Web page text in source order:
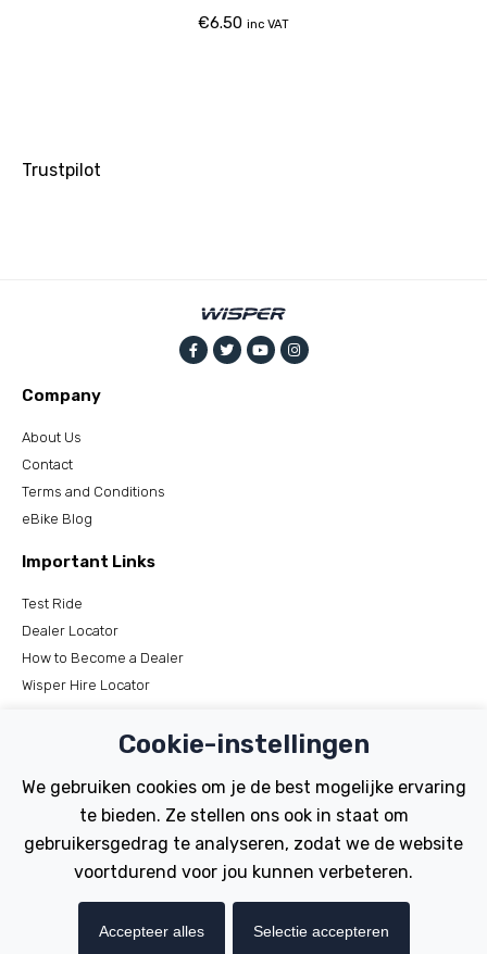
€6.50 inc VAT
Trustpilot
Company
About Us
Contact
Terms and Conditions
eBike Blog
Important Links
Test Ride
Dealer Locator
How to Become a Dealer
Wisper Hire Locator
FAQs
Tutorials
Cookie-instellingen
We gebruiken cookies om je de best mogelijke ervaring
te bieden. Ze stellen ons ook in staat om
gebruikersgedrag te analyseren, zodat we de website
voortdurend voor jou kunnen verbeteren.
Accepteer alles Selectie accepteren